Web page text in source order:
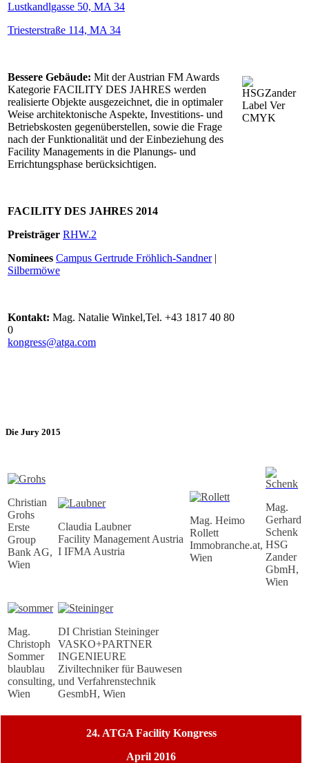
Lustkandlgasse 50, MA 34
Triesterstraße 114, MA 34
Bessere Gebäude: Mit der Austrian FM Awards
Kategorie FACILITY DES JAHRES werden
realisierte Objekte ausgezeichnet, die in optimaler
Weise architektonische Aspekte, Investitions- und
Betriebskosten gegenüberstellen, sowie die Frage
nach der Funktionalität und der Einbeziehung des
Facility Managements in die Planungs- und
Errichtungsphase berücksichtigen.
FACILITY DES JAHRES 2014
Preisträger RHW.2
Nominees Campus Gertrude Fröhlich-Sandner|
Silbermöwe
Kontakt: Mag. Natalie Winkel,Tel. +43 1817 40 80
0
kongress@atga.com
Die Jury 2015
Christian
Grohs
Erste
Group
Bank AG,
Wien
Claudia Laubner
Facility Management Austria
I IFMA Austria
Mag. Heimo
Rollett
Immobranche.at,
Wien
Mag.
Gerhard
Schenk
HSG
Zander
GbmH,
Wien
Mag.
Christoph
Sommer
blaublau
consulting,
Wien
DI Christian Steininger
VASKO+PARTNER
INGENIEURE
Ziviltechniker für Bauwesen
und Verfahrenstechnik
GesmbH, Wien
24. ATGA Facility Kongress
April 2016